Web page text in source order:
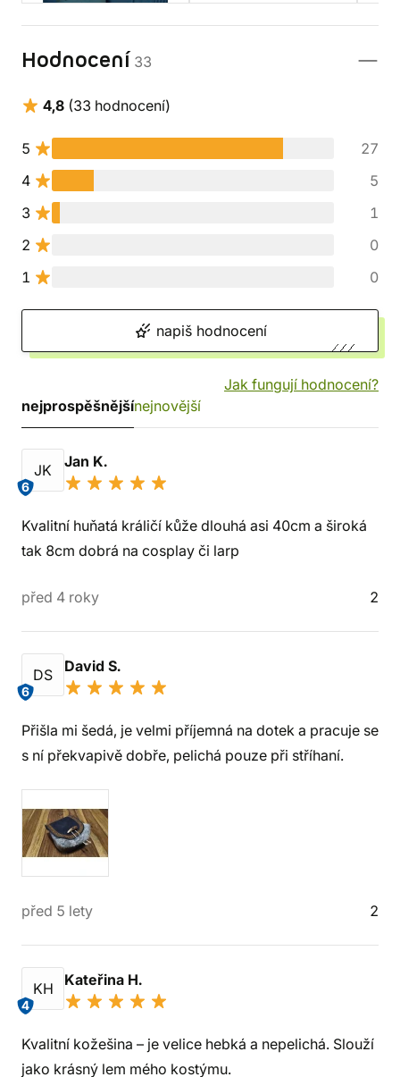
Hodnocení 33
4,8 (33 hodnocení)
5
27
4
5
3
1
2
0
1
0
napiš hodnocení
Jak fungují hodnocení?
nejprospěšnějšínejnovější
JK
6
Jan K.
Kvalitní huňatá králičí kůže dlouhá asi 40cm a široká
tak 8cm dobrá na cosplay či larp
před 4 roky 2
DS
6
David S.
Přišla mi šedá, je velmi příjemná na dotek a pracuje se
s ní překvapivě dobře, pelichá pouze při stříhaní.
před 5 lety 2
KH
4
Kateřina H.
Kvalitní kožešina – je velice hebká a nepelichá. Slouží
jako krásný lem mého kostýmu.